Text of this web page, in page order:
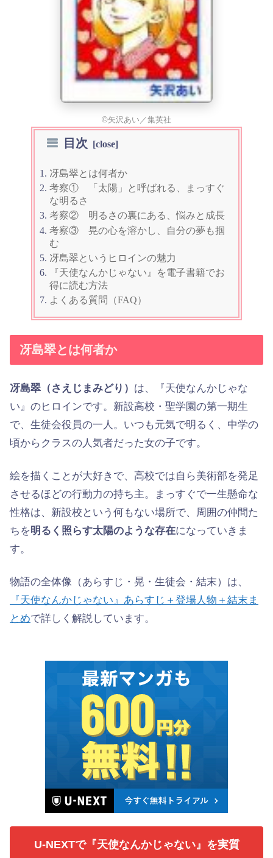
©矢沢あい／集英社
目次
冴島翠とは何者か
考察① 「太陽」と呼ばれる、まっすぐ
な明るさ
考察② 明るさの裏にある、悩みと成長
考察③ 晃の心を溶かし、自分の夢も掴
む
冴島翠というヒロインの魅力
『天使なんかじゃない』を電子書籍でお
得に読む方法
よくある質問（FAQ）
冴島翠とは何者か
冴島翠（さえじまみどり） は、『天使なんかじゃな
い』のヒロインです。新設高校・聖学園の第一期生
で、生徒会役員の一人。いつも元気で明るく、中学の
頃からクラスの人気者だった女の子です。
絵を描くことが大好きで、高校では自ら美術部を発足
させるほどの行動力の持ち主。まっすぐで一生懸命な
性格は、新設校という何もない場所で、周囲の仲間た
ちを明るく照らす太陽のような存在になっていきま
す。
物語の全体像（あらすじ・晃・生徒会・結末）は、
『天使なんかじゃない』あらすじ＋登場人物＋結末ま
とめで詳しく解説しています。
U-NEXTで『天使なんかじゃない』を実質